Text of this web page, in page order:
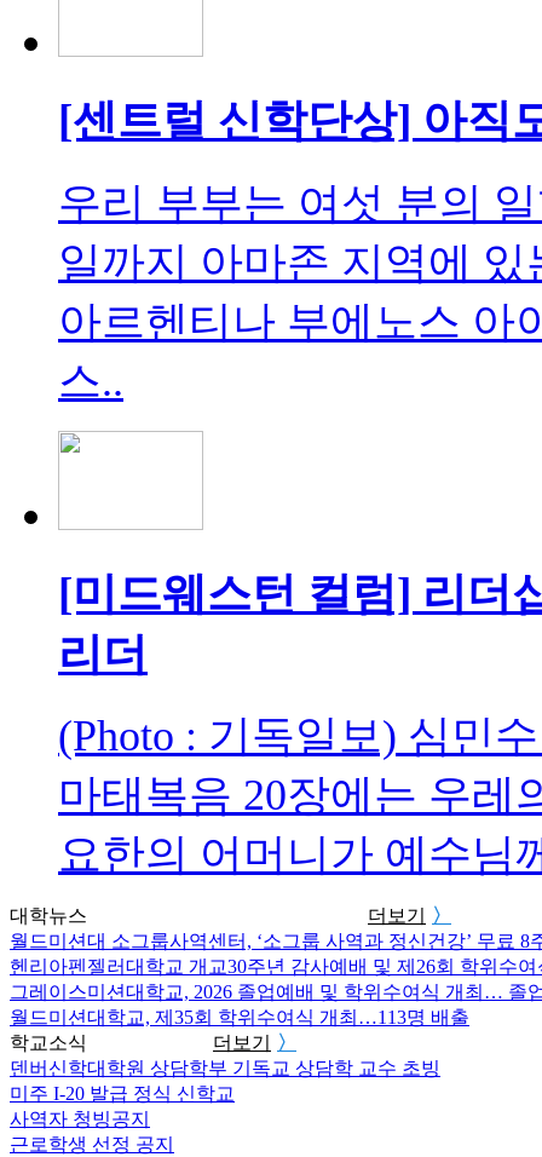
[센트럴 신학단상] 아직
우리 부부는 여섯 분의
일까지 아마존 지역에
아르헨티나 부에노스 아
스..
[미드웨스턴 컬럼] 리더
리더
(Photo : 기독일보) 심민
마태복음 20장에는 우레
요한의 어머니가 예수님
대학뉴스 더보기
〉
월드미션대 소그룹사역센터, ‘소그룹 사역과 정신건강’ 무료 8
헨리아펜젤러대학교 개교30주년 감사예배 및 제26회 학위수여
그레이스미션대학교, 2026 졸업예배 및 학위수여식 개최… 졸
월드미션대학교, 제35회 학위수여식 개최…113명 배출
학교소식
더보기
〉
덴버신학대학원 상담학부 기독교 상담학 교수 초빙
미주 I-20 발급 정식 신학교
사역자 청빙공지
근로학생 선정 공지